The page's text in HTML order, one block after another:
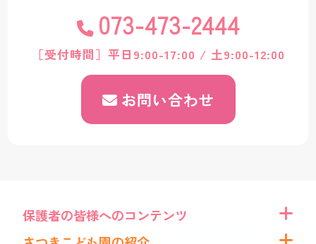
073-473-2444
［受付時間］平日9:00-17:00 / 土9:00-12:00
お問い合わせ
保護者の皆様へのコンテンツ